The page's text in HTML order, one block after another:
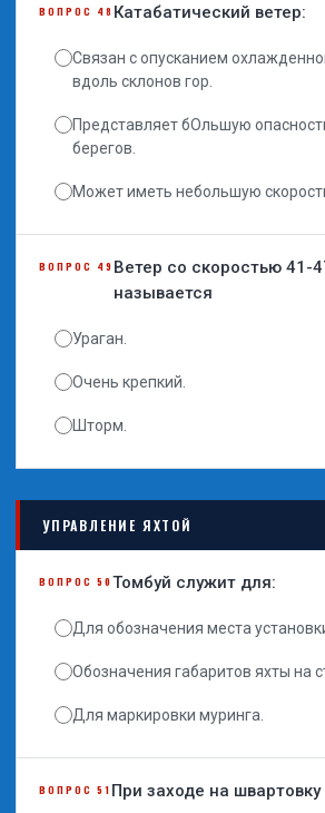
ВОПРОС 48 Катабатический ветер:
Связан с опусканием
вдоль склонов гор.
Представляет бОльшую
берегов.
Может иметь небольшую
ВОПРОС 49 Ветер со скоростью 41-
называется
Ураган.
Очень крепкий.
Шторм.
УПРАВЛЕНИЕ ЯХТОЙ
ВОПРОС 50Томбуй служит для:
Для обозначения места
Обозначения габаритов яхты на
Для маркировки муринга.
ВОПРОС 51 При заходе на